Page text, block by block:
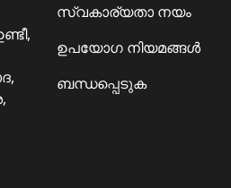
സ്വകാര്യതാ നയം
ഉപയോഗ നിയമങ്ങൾ
ബന്ധപ്പെടുക